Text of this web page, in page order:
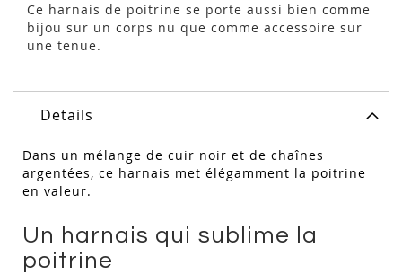
Ce harnais de poitrine se porte aussi bien comme
bijou sur un corps nu que comme accessoire sur
une tenue.
Details
Dans un mélange de cuir noir et de chaînes
argentées, ce harnais met élégamment la poitrine
en valeur.
Un harnais qui sublime la
poitrine